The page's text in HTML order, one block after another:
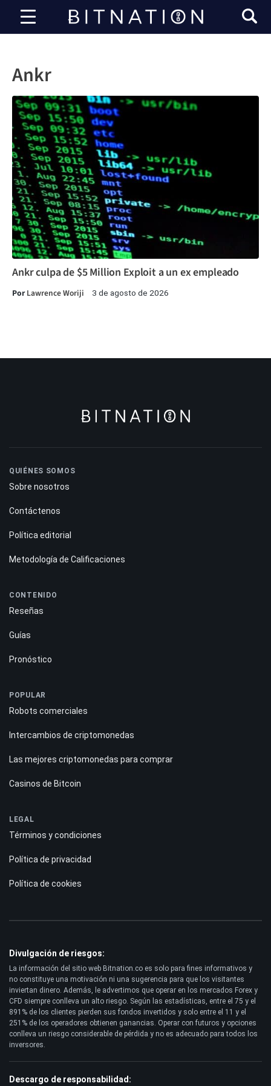
Bitnación
Ankr
Ankr culpa de $5 Million Exploit a un ex empleado
PorLawrence Woriji 3 de agosto de 2026
QUIÉNES SOMOS
Sobre nosotros
Contáctenos
Política editorial
Metodología de Calificaciones
CONTENIDO
Reseñas
Guías
Pronóstico
POPULAR
Robots comerciales
Intercambios de criptomonedas
Las mejores criptomonedas para comprar
Casinos de Bitcoin
LEGAL
Términos y condiciones
Política de privacidad
Política de cookies
Divulgación de riesgos:
La información del sitio web Bitnation.co es solo para fines informativos y
no constituye una motivación ni una sugerencia para que los visitantes
inviertan dinero. Además, le advertimos que operar en los mercados Forex y
CFD siempre conlleva un alto riesgo. Según las estadísticas, entre el 75 y el
891% de los clientes pierden sus fondos invertidos y solo entre el 11 y el
251% de los operadores obtienen ganancias. Operar con futuros y opciones
conlleva un riesgo considerable de pérdida y no es adecuado para todos los
inversores.
Descargo de responsabilidad: